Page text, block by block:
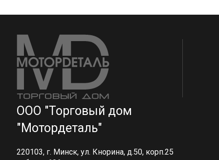
ООО "Торговый дом
"Мотордеталь"
220103, г. Минск, ул. Кнорина, д.50, корп.25